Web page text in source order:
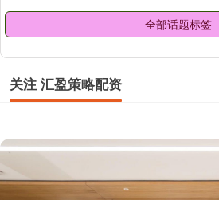
全部话题标签
关注 汇盈策略配资